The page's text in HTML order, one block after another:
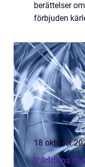
berättelser
förbjuden
18 oktober
Världens